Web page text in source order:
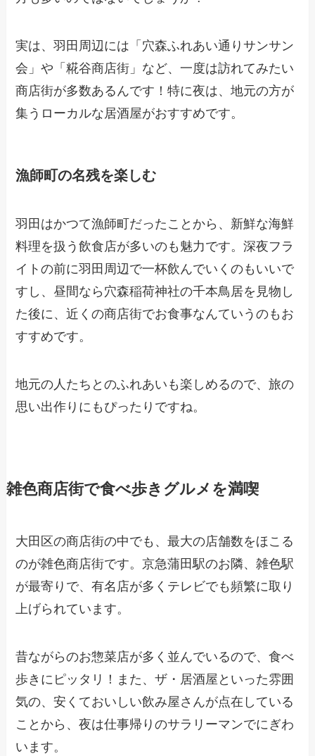
実は、羽田周辺には「穴森ふれあい通りサンサン
会」や「糀谷商店街」など、一度は訪れてみたい
商店街が多数あるんです！特に夜は、地元の方が
集うローカルな居酒屋がおすすめです。
漁師町の名残を楽しむ
羽田はかつて漁師町だったことから、新鮮な海鮮
料理を扱う飲食店が多いのも魅力です。深夜フラ
イトの前に羽田周辺で一杯飲んでいくのもいいで
すし、昼間なら穴森稲荷神社の千本鳥居を見物し
た後に、近くの商店街でお食事なんていうのもお
すすめです。
地元の人たちとのふれあいも楽しめるので、旅の
思い出作りにもぴったりですね。
雑色商店街で食べ歩きグルメを満喫
大田区の商店街の中でも、最大の店舗数をほこる
のが雑色商店街です。京急蒲田駅のお隣、雑色駅
が最寄りで、有名店が多くテレビでも頻繁に取り
上げられています。
昔ながらのお惣菜店が多く並んでいるので、食べ
歩きにピッタリ！また、ザ・居酒屋といった雰囲
気の、安くておいしい飲み屋さんが点在している
ことから、夜は仕事帰りのサラリーマンでにぎわ
います。